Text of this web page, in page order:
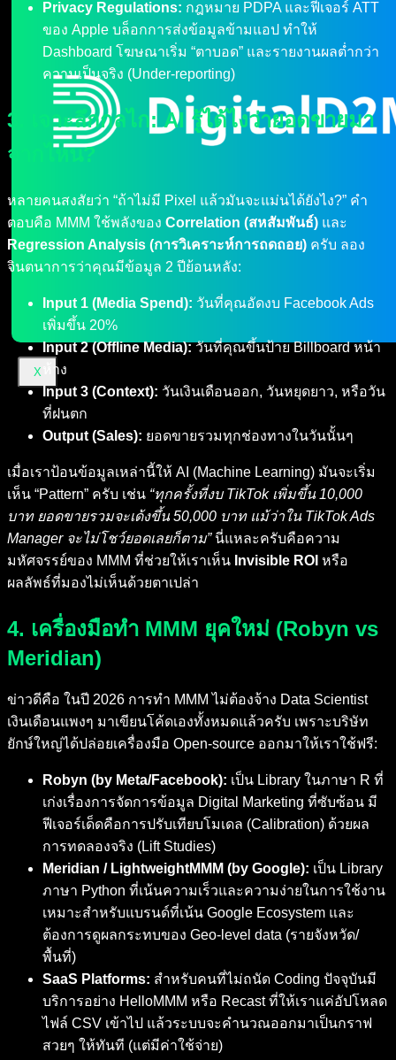
X
Privacy Regulations: กฎหมาย PDPA และฟีเจอร์ ATT
ของ Apple บล็อกการส่งข้อมูลข้ามแอป ทำให้
Dashboard โฆษณาเริ่ม “ตาบอด” และรายงานผลต่ำกว่า
ความเป็นจริง (Under-reporting)
3. เจาะลึกกลไก: AI รู้ได้ไงว่ายอดขายมา
จากไหน?
หลายคนสงสัยว่า “ถ้าไม่มี Pixel แล้วมันจะแม่นได้ยังไง?” คำ
ตอบคือ MMM ใช้พลังของ Correlation (สหสัมพันธ์) และ
Regression Analysis (การวิเคราะห์การถดถอย) ครับ ลอง
จินตนาการว่าคุณมีข้อมูล 2 ปีย้อนหลัง:
Input 1 (Media Spend): วันที่คุณอัดงบ Facebook Ads
เพิ่มขึ้น 20%
Input 2 (Offline Media):วันที่คุณขึ้นป้าย Billboard หน้า
ห้าง
Input 3 (Context): วันเงินเดือนออก, วันหยุดยาว, หรือวัน
ที่ฝนตก
Output (Sales): ยอดขายรวมทุกช่องทางในวันนั้นๆ
เมื่อเราป้อนข้อมูลเหล่านี้ให้ AI (Machine Learning) มันจะเริ่ม
เห็น “Pattern” ครับ เช่น “ทุกครั้งที่งบ TikTok เพิ่มขึ้น 10,000
บาท ยอดขายรวมจะเด้งขึ้น 50,000 บาท แม้ว่าใน TikTok Ads
Manager จะไม่โชว์ยอดเลยก็ตาม”นี่แหละครับคือความ
มหัศจรรย์ของ MMM ที่ช่วยให้เราเห็น Invisible ROI หรือ
ผลลัพธ์ที่มองไม่เห็นด้วยตาเปล่า
4. เครื่องมือทำ MMM ยุคใหม่ (Robyn vs
Meridian)
ข่าวดีคือ ในปี 2026 การทำ MMM ไม่ต้องจ้าง Data Scientist
เงินเดือนแพงๆ มาเขียนโค้ดเองทั้งหมดแล้วครับ เพราะบริษัท
ยักษ์ใหญ่ได้ปล่อยเครื่องมือ Open-source ออกมาให้เราใช้ฟรี:
Robyn (by Meta/Facebook): เป็น Library ในภาษา R ที่
เก่งเรื่องการจัดการข้อมูล Digital Marketing ที่ซับซ้อน มี
ฟีเจอร์เด็ดคือการปรับเทียบโมเดล (Calibration) ด้วยผล
การทดลองจริง (Lift Studies)
Meridian / LightweightMMM (by Google): เป็น Library
ภาษา Python ที่เน้นความเร็วและความง่ายในการใช้งาน
เหมาะสำหรับแบรนด์ที่เน้น Google Ecosystem และ
ต้องการดูผลกระทบของ Geo-level data (รายจังหวัด/
พื้นที่)
SaaS Platforms: สำหรับคนที่ไม่ถนัด Coding ปัจจุบันมี
บริการอย่าง HelloMMM หรือ Recast ที่ให้เราแค่อัปโหลด
ไฟล์ CSV เข้าไป แล้วระบบจะคำนวณออกมาเป็นกราฟ
สวยๆ ให้ทันที (แต่มีค่าใช้จ่าย)